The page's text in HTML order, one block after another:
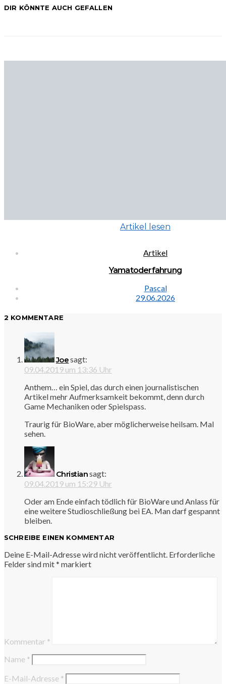
DIR KÖNNTE AUCH GEFALLEN
Artikel lesen
Artikel
Yamatoderfahrung
Pascal
29.06.2026
2 KOMMENTARE
Joesagt:
09.04.2019 um 13:36 Uhr
Anthem… ein Spiel, das durch einen journalistischen
Artikel mehr Aufmerksamkeit bekommt, denn durch
Game Mechaniken oder Spielspass.
Traurig für BioWare, aber möglicherweise heilsam. Mal
sehen.
Christiansagt:
09.04.2019 um 15:29 Uhr
Oder am Ende einfach tödlich für BioWare und Anlass für
eine weitere Studioschließung bei EA. Man darf gespannt
bleiben.
SCHREIBE EINEN KOMMENTAR
Deine E-Mail-Adresse wird nicht veröffentlicht. Erforderliche
Felder sind mit* markiert
Kommentar *
Name *
E-Mail-Adresse *